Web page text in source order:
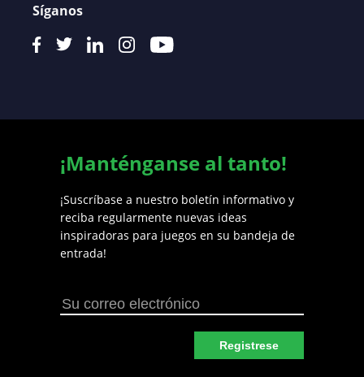
Síganos
¡Manténganse al tanto!
¡Suscríbase a nuestro boletín informativo y
reciba regularmente nuevas ideas
inspiradoras para juegos en su bandeja de
entrada!
Registrese